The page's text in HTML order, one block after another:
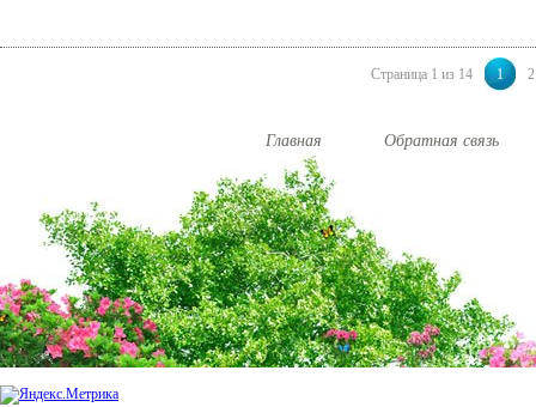
Страница 1 из 14 1 2
Главная Обратная связь